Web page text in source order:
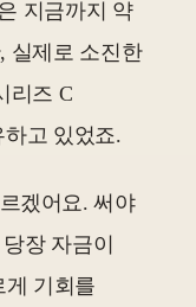
지금까지 약
실제로 소진한
리즈 C
하고 있었죠.
겠어요. 써야
장 자금이
게 기회를